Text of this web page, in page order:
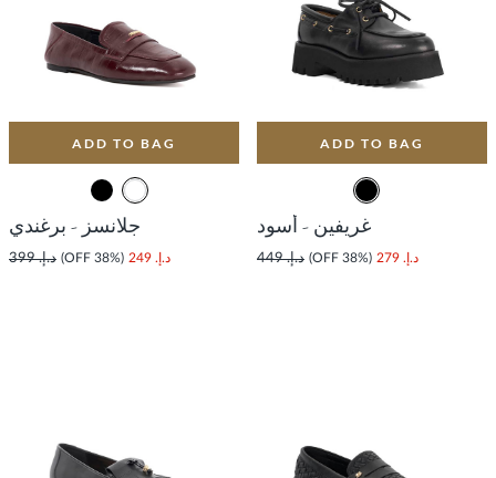
ADD TO BAG
غريفين - أسود
د.إ. 279 (38% OFF) د.إ. 449
ADD TO BAG
جلانسز - برغندي
د.إ. 249 (38% OFF) د.إ. 399